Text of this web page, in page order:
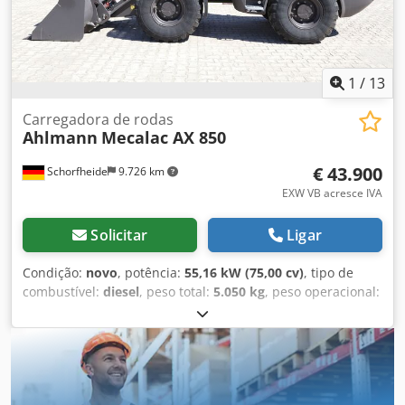
paletes
1 / 13
Schorfheide 9.726 km
Carregadora de rodas
Ahlmann Mecalac AX 850
€ 43.900
EXW VB acresce IVA
Solicitar Ligar
Condição: novo, potência: 55,16 kW (75,00 cv), tipo de
combustível: diesel, peso total: 5.050 kg, peso operacional:
2023, horas de funcionamento:
h, número da máquina/veículo:685239865, Equipamento:
Pá carregadora 4 em 1, Verificação de segurança UVV,
cabina, garfos para paletes, pá padrão, tração integral ,
MECALAC-AHLMANN AX850 Peso: 5050 kg Largura: 1.850